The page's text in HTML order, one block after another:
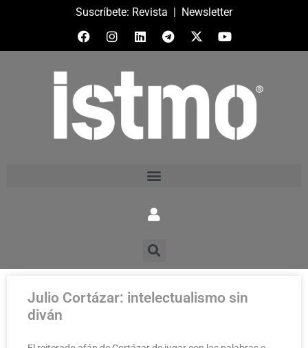
Suscríbete: Revista | Newsletter
Julio Cortázar: intelectualismo sin
diván